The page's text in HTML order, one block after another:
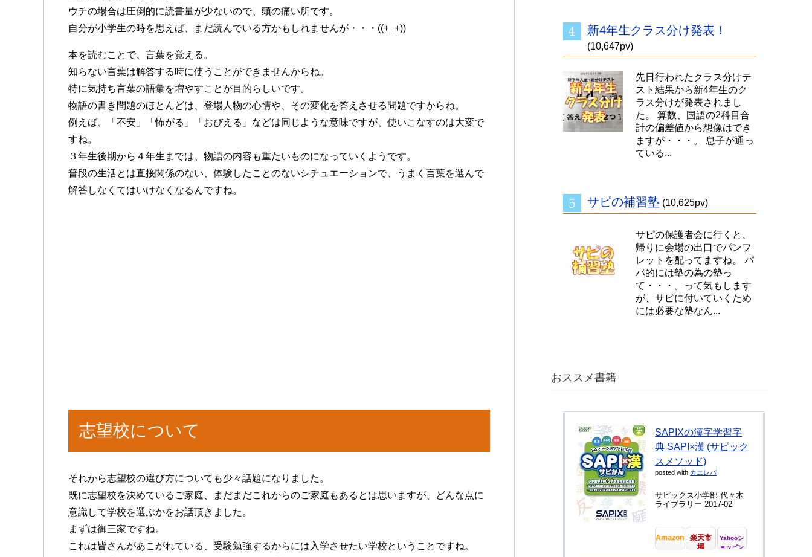
ウチの場合は圧倒的に読書量が少ないので、頭の痛い所です。
自分が小学生の時を思えば、まだ読んでいる方かもしれませんが・・・((+_+))
本を読むことで、言葉を覚える。
知らない言葉は解答する時に使うことができませんからね。
特に気持ち言葉の語彙を増やすことが目的らしいです。
物語の書き問題のほとんどは、登場人物の心情や、その変化を答えさせる問題ですからね。
例えば、「不安」「怖がる」「おびえる」などは同じような意味ですが、使いこなすのは大変で
すね。
３年生後期から４年生までは、物語の内容も重たいものになっていくようです。
普段の生活とは直接関係のない、体験したことのないシチュエーションで、うまく言葉を選んで
解答しなくてはいけなくなるんですね。
志望校について
それから志望校の選び方についても少々話題になりました。
既に志望校を決めているご家庭、まだまだこれからのご家庭もあるとは思いますが、どんな点に
意識して学校を選ぶかをお話頂きました。
まずは御三家ですね。
これは皆さんがあこがれている、受験勉強するからには入学させたい学校ということですね。
新4年生クラス分け発表！
(10,647pv)
先日行われたクラス分けテ
スト結果から新4年生のク
ラス分けが発表されまし
た。 算数、国語の2科目合
計の偏差値から想像はでき
ますが・・・。 息子が通っ
ている...
サピの補習塾 (10,625pv)
サピの保護者会に行くと、
帰りに会場の出口でパンフ
レットを配ってますね。 パ
パ的には塾の為の塾っ
て・・・。って気もします
が、サピに付いていくため
には必要な塾なん...
おススメ書籍
SAPIXの漢字学習字
典 SAPI×漢 (サピック
スメソッド)
posted with カエレバ
サピックス小学部 代々木
ライブラリー 2017-02
Amazon
楽天市
場
Yahooシ
ョッピン